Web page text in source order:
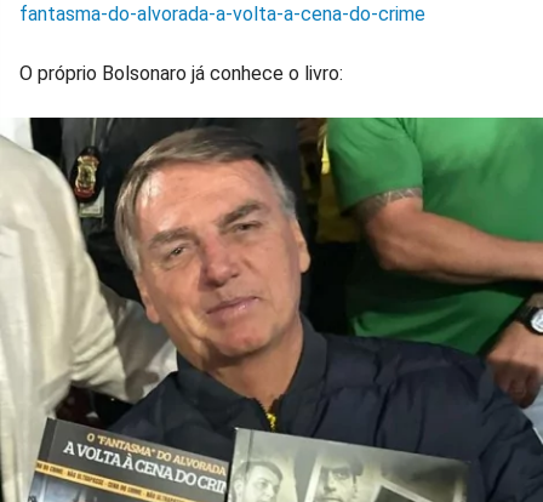
fantasma-do-alvorada-a-volta-a-cena-do-crime
O próprio Bolsonaro já conhece o livro: